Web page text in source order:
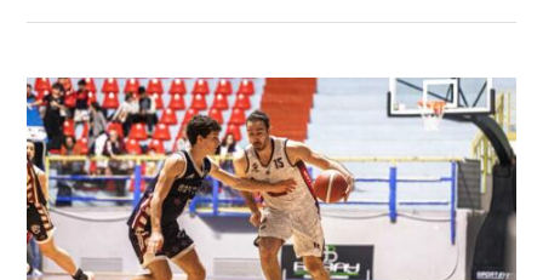
2° TROFEO RIVA | IL POST-PARTITA: commenta
con noi il match tra Cagliari e Nizza